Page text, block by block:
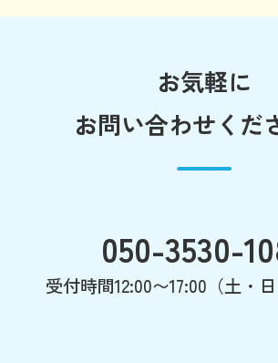
お気軽に
お問い合わせくだ
050-3530-
受付時間12:00〜17:00（土・日